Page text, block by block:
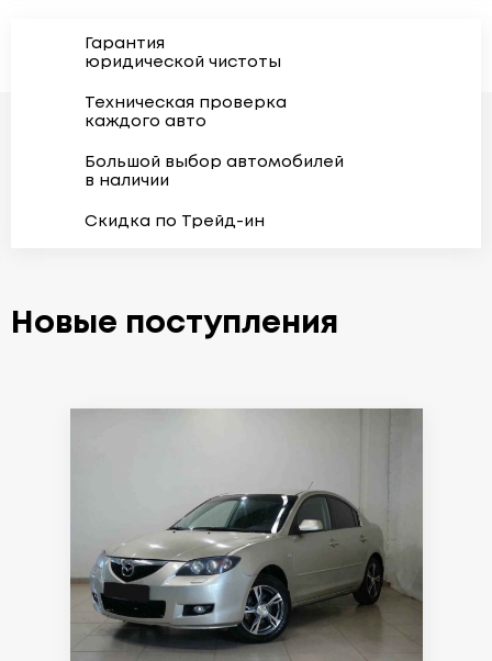
Гарантия
юридической чистоты
Техническая проверка
каждого авто
Большой выбор автомобилей
в наличии
Скидка по Трейд-ин
Новые поступления